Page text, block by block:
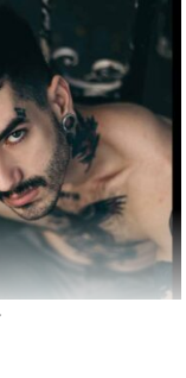
AUDIO
PLAYER
$70.00